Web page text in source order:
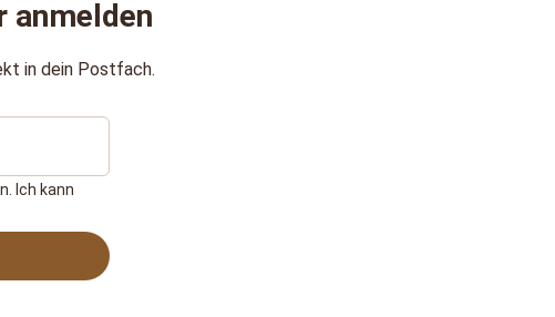
anmelden
in dein Postfach.
Ich kann